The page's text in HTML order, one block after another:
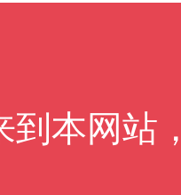
到本网站